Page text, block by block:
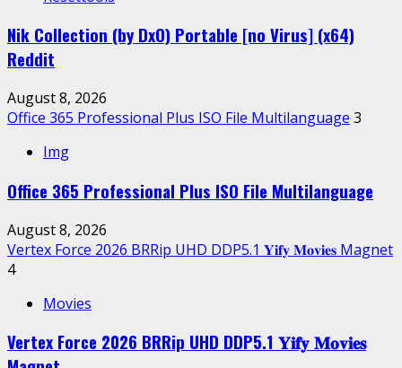
Nik Collection (by DxO) Portable [no Virus] (x64)
Reddit
August 8, 2026
Office 365 Professional Plus ISO File Multilanguage 3
Img
Office 365 Professional Plus ISO File Multilanguage
August 8, 2026
Vertex Force 2026 BRRip UHD DDP5.1 𝐘𝐢𝐟𝐲 𝐌𝐨𝐯𝐢𝐞𝐬 Magnet
4
Movies
Vertex Force 2026 BRRip UHD DDP5.1 𝐘𝐢𝐟𝐲 𝐌𝐨𝐯𝐢𝐞𝐬